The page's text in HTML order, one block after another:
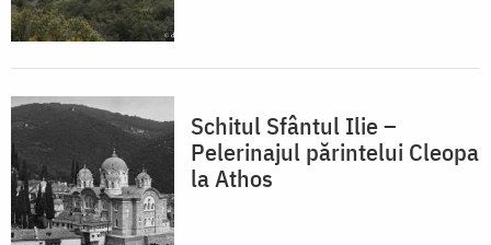
Schitul Sfântul Ilie –
Pelerinajul părintelui Cleopa
la Athos